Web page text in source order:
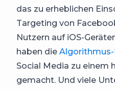
das zu erheblichen
Targeting von
Nutzern auf iOS-
haben die
Social Media zu einem
gemacht. Und viele